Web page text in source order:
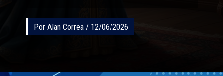
Por Alan Correa / 12/06/2026
Por Alan Correa / 12/06/2026